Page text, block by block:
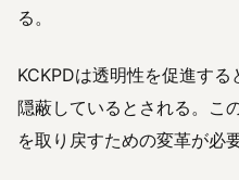
る。
KCKPDは透明性を促進す
隠蔽しているとされる。こ
を取り戻すための変革が必